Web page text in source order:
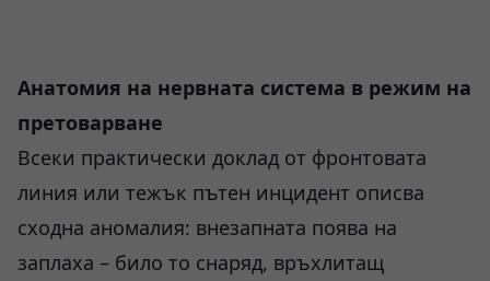
Анатомия на нервната система в режим на
претоварване
Всеки практически доклад от фронтовата
линия или тежък пътен инцидент описва
сходна аномалия: внезапната поява на
заплаха – било то снаряд, връхлитащ